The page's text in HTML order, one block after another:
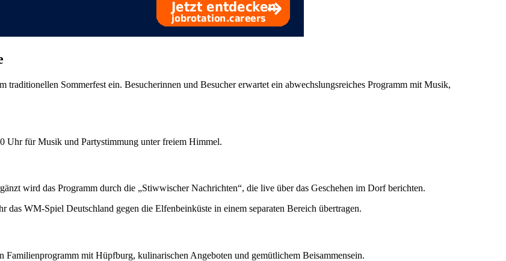
Sommerfest ein. Besucherinnen und Besucher erwartet ein abwechslungsreiches Programm mit Musik,
Uhr für Musik und Partystimmung unter freiem Himmel.
wird das Programm durch die „Stiwwischer Nachrichten“, die live über das Geschehen im Dorf berichten.
WM-Spiel Deutschland gegen die Elfenbeinküste in einem separaten Bereich übertragen.
mit Hüpfburg, kulinarischen Angeboten und gemütlichem Beisammensein.